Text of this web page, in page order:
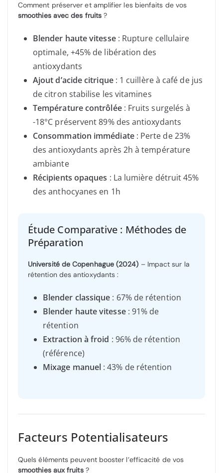
Comment préserver et amplifier les bienfaits de vos
smoothies avec des fruits ?
Blender haute vitesse: Rupture cellulaire
optimale, +45% de libération des
antioxydants
Ajout d’acide citrique: 1 cuillère à café de jus
de citron stabilise les vitamines
Température contrôlée: Fruits surgelés à
-18°C préservent 89% des antioxydants
Consommation immédiate: Perte de 23%
des antioxydants après 2h à température
ambiante
Récipients opaques : La lumière détruit 45%
des anthocyanes en 1h
Étude Comparative : Méthodes de
Préparation
Université de Copenhague (2024) – Impact sur la
rétention des antioxydants :
Blender classique : 67% de rétention
Blender haute vitesse: 91% de
rétention
Extraction à froid : 96% de rétention
(référence)
Mixage manuel : 43% de rétention
Facteurs Potentialisateurs
Quels éléments peuvent booster l’efficacité de vos
smoothies aux fruits?